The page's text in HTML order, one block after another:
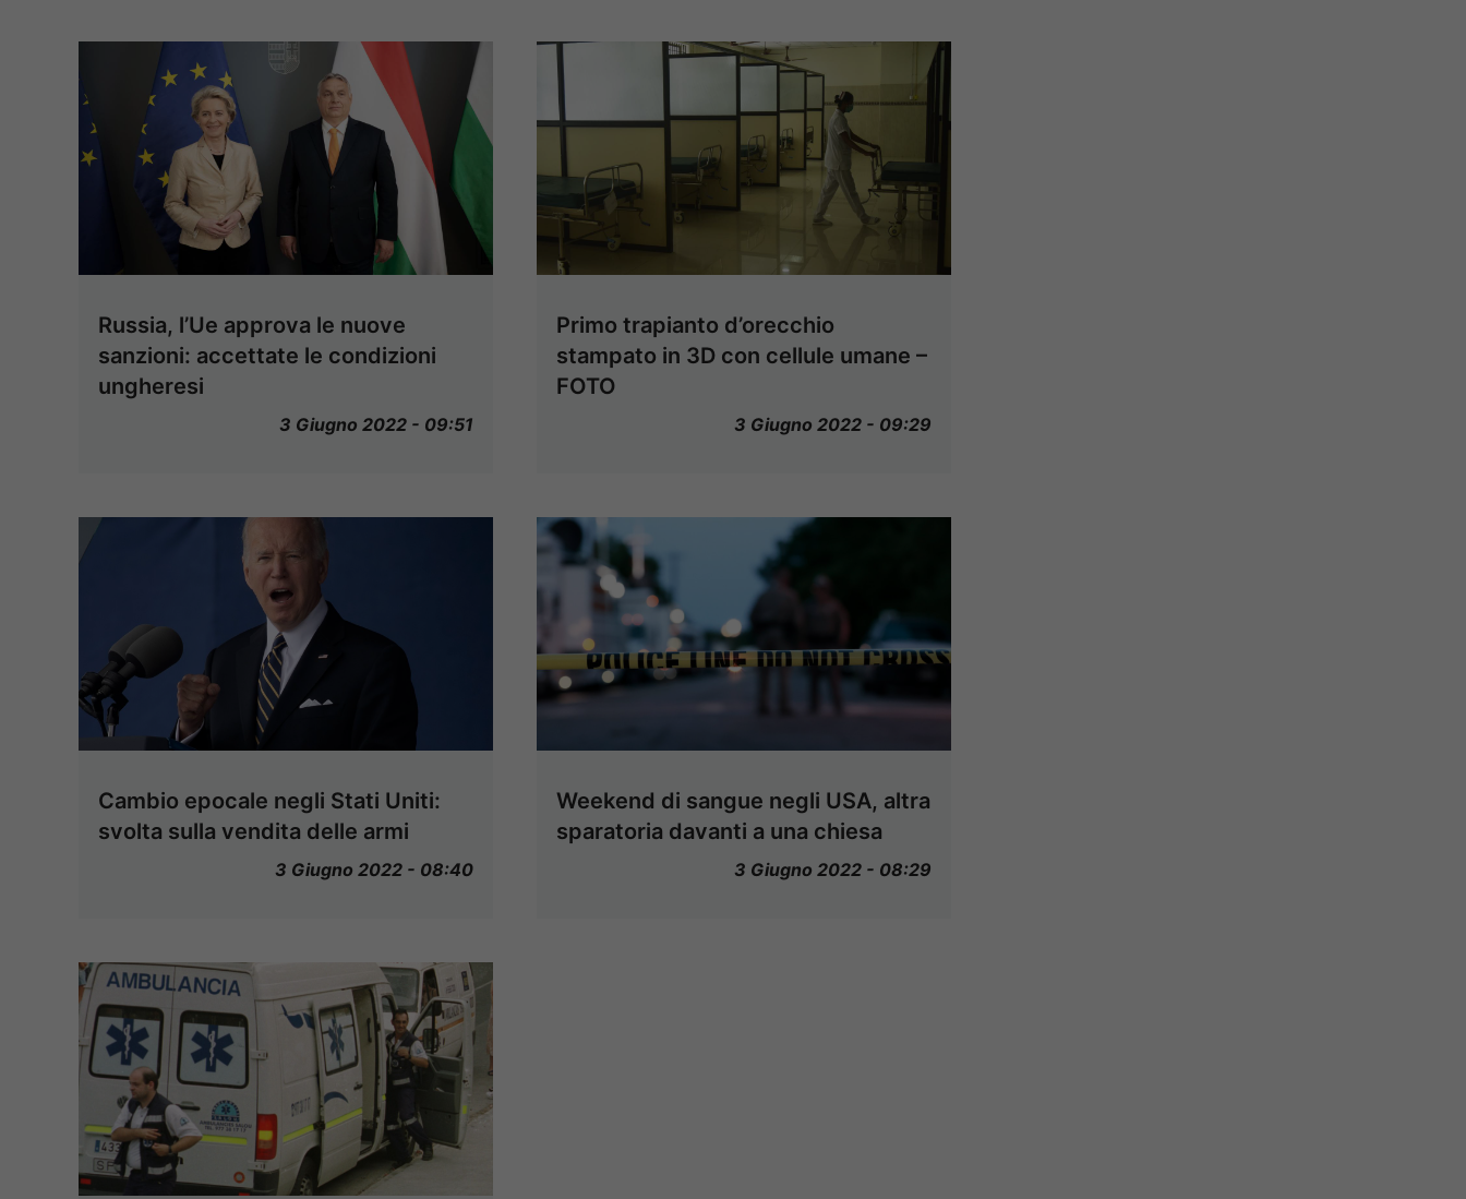
Russia, l’Ue approva le nuove
sanzioni: accettate le condizioni
ungheresi
3 Giugno 2022 - 09:51
Primo trapianto d’orecchio
stampato in 3D con cellule umane –
FOTO
3 Giugno 2022 - 09:29
Cambio epocale negli Stati Uniti:
svolta sulla vendita delle armi
3 Giugno 2022 - 08:40
Weekend di sangue negli USA, altra
sparatoria davanti a una chiesa
3 Giugno 2022 - 08:29